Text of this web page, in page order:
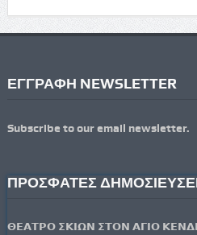
ΕΓΓΡΑΦΗ NEWSLETTER
Subscribe to our email newsletter.
ΠΡΟΣΦΑΤΕΣ
𝝝𝝚𝝖𝝩𝝦𝝤 𝝨𝝟𝝞𝝮𝝢 𝝨𝝩𝝤𝝢 𝝖𝝘𝝞𝝤